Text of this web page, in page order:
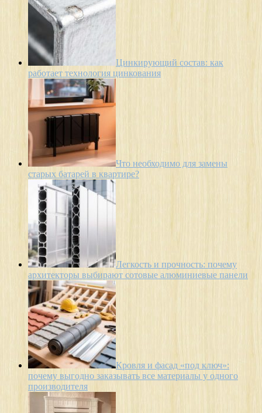
Цинкирующий состав: как
работает технология цинкования
Что необходимо для замены
старых батарей в квартире?
Легкость и прочность: почему
архитекторы выбирают сотовые алюминиевые панели
Кровля и фасад «под ключ»:
почему выгодно заказывать все материалы у одного
производителя